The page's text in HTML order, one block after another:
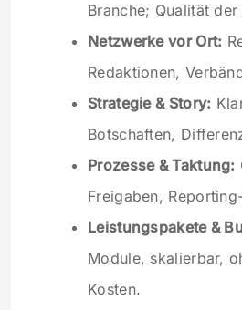
Branche; Qualität
Netzwerke vor Ort:
Redaktionen,
Strategie & Story:
Botschaften,
Prozesse & Taktung:
Freigaben,
Leistungspakete &
Module, skalierbar,
Kosten.